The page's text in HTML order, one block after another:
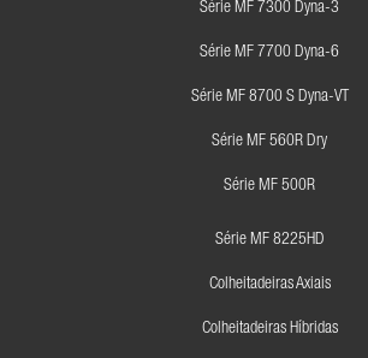
Série MF 7300 Dyna-3
Série MF 7700 Dyna-6
Série MF 8700 S Dyna-VT
Série MF 560R Dry
Série MF 500R
Série MF 8225HD
Colheitadeiras Axiais
Colheitadeiras Híbridas